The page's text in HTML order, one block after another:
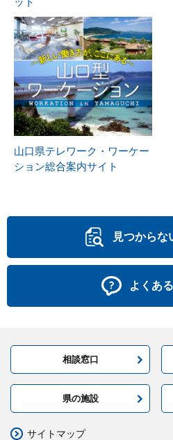
山口県テレワーク・ワーケー
ション総合案内サイト
見つからな
よくあ
相談窓口
県の施設
サイトマップ